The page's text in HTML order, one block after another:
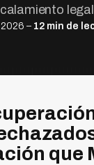
– 12 min de
que